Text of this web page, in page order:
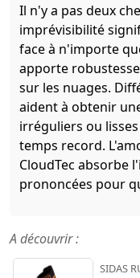
Il n'y a pas deux
imprévisibilité
face à n'importe
apporte
sur les nuages.
aident à obtenir
irréguliers ou
temps record.
CloudTec absorbe
prononcées pour
A découvrir :
SIDAS